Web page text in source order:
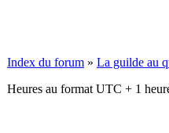
Index du forum » La guilde au
Heures au format UTC + 1